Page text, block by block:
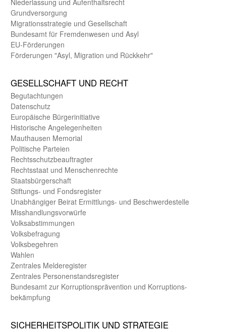
Nieder­lassung und Aufent­halts­recht
Grund­versorgung
Migrations­strategie und Gesell­schaft
Bundes­amt für Fremden­wesen und Asyl
EU-Förde­rungen
Förderungen "Asyl, Migration und Rückkehr"
GE­SELL­SCHAFT UND RECHT
Begut­achtungen
Daten­schutz
Europäische Bürger­initiative
Historische Angelegen­heiten
Mauthausen Memorial
Politische Parteien
Rechts­schutz­beauftragter
Rechts­staat und Menschen­rechte
Staats­bürger­schaft
Stiftungs- und Fonds­register
Unab­hängiger Beirat Ermittlungs- und Beschwerde­stelle
Misshandlungs­vorwürfe
Volks­abstimmungen
Volks­befragung
Volks­begehren
Wahlen
Zentrales Melde­register
Zentrales Personen­stands­register
Bundes­amt zur Korrup­tions­prävention und Korrup­tions­
bekämpfung
SICHER­HEITS­POLITIK UND STRATEGIE